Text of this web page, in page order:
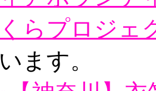
くらプロジェ
います。